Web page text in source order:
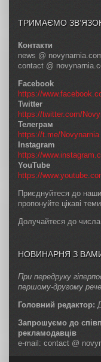
ТРИМАЄМО
Контакти
news @
contact @
Facebook
https://
Twitter
https://twitter.com/
Телеграм
https://t.me/Novynarnia
Instagram
https://
YouTube
https://
Приєднуйтеся до
пропонуйте цікаві теми.
Долучайтеся до
НОВИНАРНЯ З
При передруку
першому-другому
Головний редактор:
Запрошуємо до
рекламодавців
e-mail: contact @